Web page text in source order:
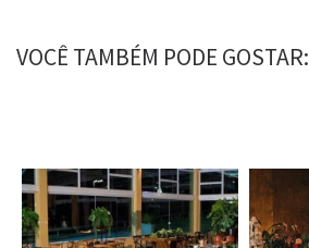
VOCÊ TAMBÉM PODE GOSTAR: